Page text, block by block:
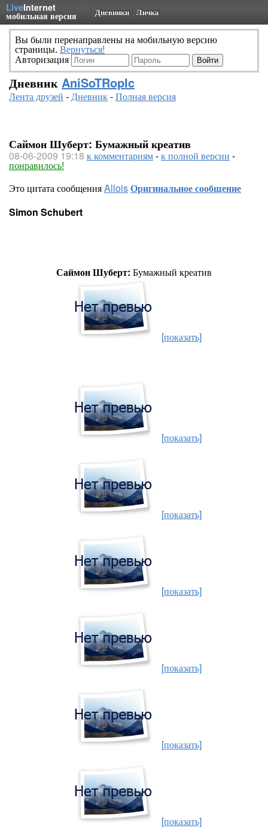
LiveInternet
мобильная версия Дневники Личка
Вы были перенаправлены на мобильную версию
страницы. Вернуться!
Авторизация
Дневник AniSoTRopIc
Лента друзей -Дневник-Полная версия
Саймон Шуберт: Бумажный креатив
08-06-2009 19:18 к комментариям-к полной версии -
понравилось!
Это цитата сообщенияAlloisОригинальное сообщение
Simon Schubert
Саймон Шуберт: Бумажный креатив
[показать]
[показать]
[показать]
[показать]
[показать]
[показать]
[показать]